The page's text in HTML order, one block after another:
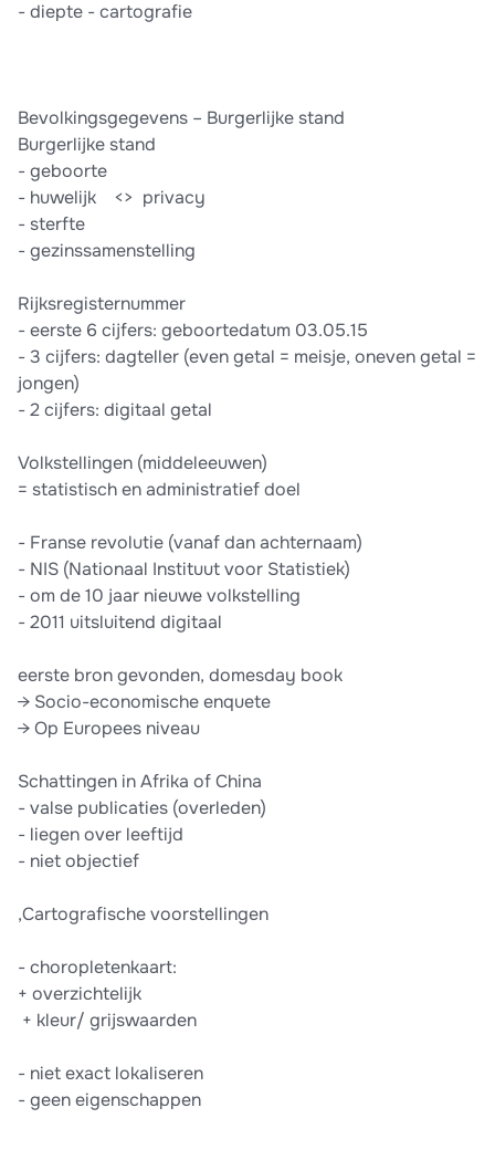
-​ diepte - cartografie
Bevolkingsgegevens – Burgerlijke stand
Burgerlijke stand
-​ geboorte
-​ huwelijk​ ​ ​ ​ <> ​ privacy
-​ sterfte
-​ gezinssamenstelling
Rijksregisternummer
-​ eerste 6 cijfers: geboortedatum 03.05.15
-​ 3 cijfers: dagteller (even getal = meisje, oneven getal =
jongen)
-​ 2 cijfers: digitaal getal
Volkstellingen (middeleeuwen)
= statistisch en administratief doel
-​ Franse revolutie (vanaf dan achternaam)
-​ NIS (Nationaal Instituut voor Statistiek)
-​ om de 10 jaar nieuwe volkstelling
-​ 2011 uitsluitend digitaal
eerste bron gevonden, domesday book
→ Socio-economische enquete
→ Op Europees niveau
Schattingen in Afrika of China
-​ valse publicaties (overleden)
-​ liegen over leeftijd
-​ niet objectief
,Cartografische voorstellingen
-​ choropletenkaart: ​
+ overzichtelijk​ ​ ​
​ + kleur/ grijswaarden​ ​ ​
- niet exact lokaliseren
- geen eigenschappen